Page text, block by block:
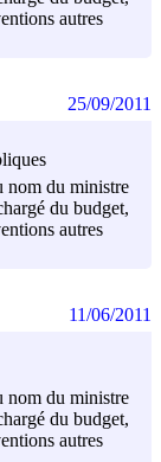
autres
nom du ministre
du budget,
autres
25/09/2011
nom du ministre
du budget,
autres
11/06/2011